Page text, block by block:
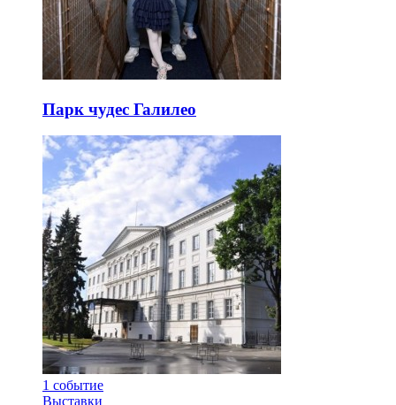
Парк чудес Галилео
1 событие
Выставки